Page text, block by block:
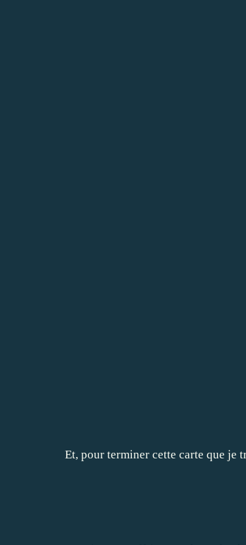
Et, pour terminer cette carte que je